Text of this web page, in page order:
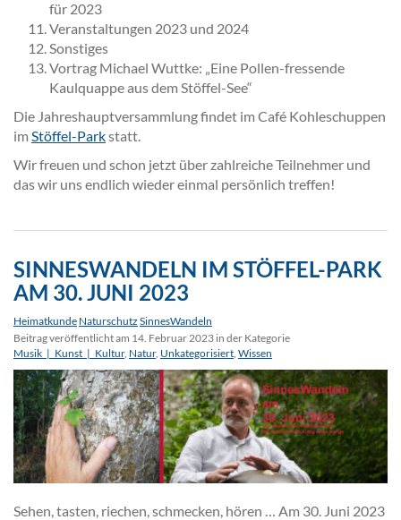
für 2023
Veranstaltungen 2023 und 2024
Sonstiges
Vortrag Michael Wuttke: „Eine Pollen-fressende
Kaulquappe aus dem Stöffel-See“
Die Jahreshauptversammlung findet im Café Kohleschuppen
im Stöffel-Parkstatt.
Wir freuen und schon jetzt über zahlreiche Teilnehmer und
das wir uns endlich wieder einmal persönlich treffen!
SINNESWANDELN IM STÖFFEL-PARK
AM 30. JUNI 2023
Heimatkunde Naturschutz SinnesWandeln
Beitrag veröffentlicht am 14. Februar 2023 in der Kategorie
Musik_|_Kunst_|_Kultur, Natur, Unkategorisiert, Wissen
Sehen, tasten, riechen, schmecken, hören … Am 30. Juni 2023